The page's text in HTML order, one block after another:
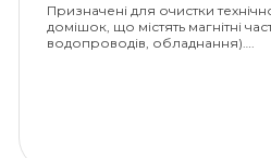
Призначені для очистки
домішок, що містять магнітні
водопроводів, обладнання)….